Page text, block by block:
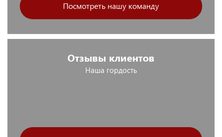
Посмотреть нашу команду
Отзывы клиентов
Наша гордость